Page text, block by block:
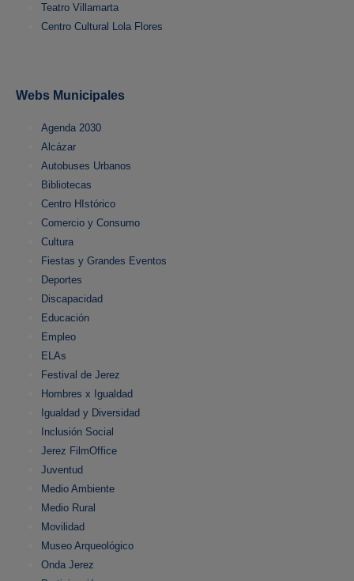
Teatro Villamarta
Centro Cultural Lola Flores
Webs Municipales
Agenda 2030
Alcázar
Autobuses Urbanos
Bibliotecas
Centro HIstórico
Comercio y Consumo
Cultura
Fiestas y Grandes Eventos
Deportes
Discapacidad
Educación
Empleo
ELAs
Festival de Jerez
Hombres x Igualdad
Igualdad y Diversidad
Inclusión Social
Jerez FilmOffice
Juventud
Medio Ambiente
Medio Rural
Movilidad
Museo Arqueológico
Onda Jerez